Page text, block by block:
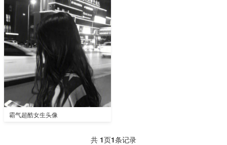
霸气超酷女生头像
共 1页1条记录